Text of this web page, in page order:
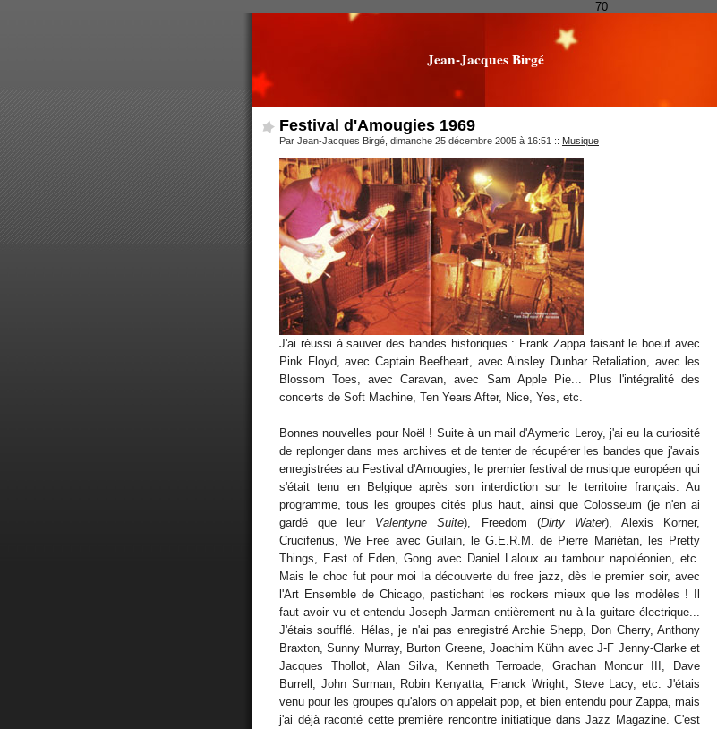
70
Jean-Jacques Birgé
Festival d'Amougies 1969
Par Jean-Jacques Birgé, dimanche 25 décembre 2005 à 16:51 :: Musique
J'ai réussi à sauver des bandes historiques : Frank Zappa faisant le boeuf avec
Pink Floyd, avec Captain Beefheart, avec Ainsley Dunbar Retaliation, avec les
Blossom Toes, avec Caravan, avec Sam Apple Pie... Plus l'intégralité des
concerts de Soft Machine, Ten Years After, Nice, Yes, etc.
Bonnes nouvelles pour Noël ! Suite à un mail d'Aymeric Leroy, j'ai eu la curiosité
de replonger dans mes archives et de tenter de récupérer les bandes que j'avais
enregistrées au Festival d'Amougies, le premier festival de musique européen qui
s'était tenu en Belgique après son interdiction sur le territoire français. Au
programme, tous les groupes cités plus haut, ainsi que Colosseum (je n'en ai
gardé que leur Valentyne Suite), Freedom (Dirty Water), Alexis Korner,
Cruciferius, We Free avec Guilain, le G.E.R.M. de Pierre Mariétan, les Pretty
Things, East of Eden, Gong avec Daniel Laloux au tambour napoléonien, etc.
Mais le choc fut pour moi la découverte du free jazz, dès le premier soir, avec
l'Art Ensemble de Chicago, pastichant les rockers mieux que les modèles ! Il
faut avoir vu et entendu Joseph Jarman entièrement nu à la guitare électrique...
J'étais soufflé. Hélas, je n'ai pas enregistré Archie Shepp, Don Cherry, Anthony
Braxton, Sunny Murray, Burton Greene, Joachim Kühn avec J-F Jenny-Clarke et
Jacques Thollot, Alan Silva, Kenneth Terroade, Grachan Moncur III, Dave
Burrell, John Surman, Robin Kenyatta, Franck Wright, Steve Lacy, etc. J'étais
venu pour les groupes qu'alors on appelait pop, et bien entendu pour Zappa, mais
j'ai déjà raconté cette première rencontre initiatique dans Jazz Magazine. C'est